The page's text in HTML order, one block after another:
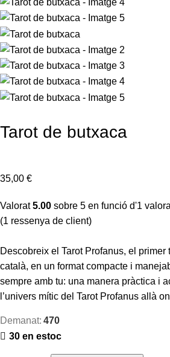
Tarot de butxaca
35,00 €
Valorat5.00 sobre 5 en funció d'1
(1 ressenya de client)
Descobreix el Tarot Profanus, el primer
català, en un format compacte i
sempre amb tu: una manera pràctica i
l’univers mític del Tarot Profanus allà
Demanat: 470
30 en estoc